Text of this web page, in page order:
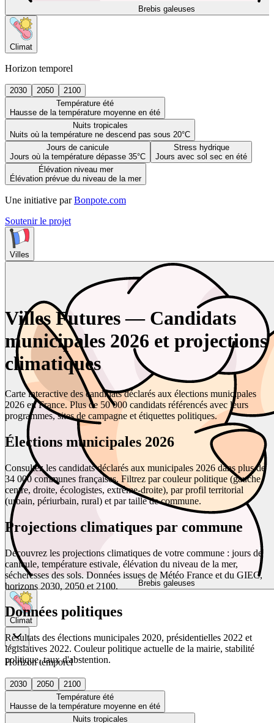
Brebis galeuses
Climat
Horizon temporel
2030 2050
2100
Température été
Hausse de la température moyenne en été
Nuits tropicales
Nuits où la température ne descend pas sous 20°C
Jours de canicule
Jours où la température dépasse 35°C
Stress hydrique
Jours avec sol sec en été
Élévation niveau mer
Élévation prévue du niveau de la mer
Une initiative par Bonpote.com
Soutenir le projet
Villes
Brebis galeuses
Climat
Horizon temporel
2030 2050
2100
Température été
Hausse de la température moyenne en été
Nuits tropicales
Villes Futures — Candidats
municipales 2026 et projections
climatiques
Carte interactive des candidats déclarés aux élections municipales
2026 en France. Plus de 50 000 candidats référencés avec leurs
programmes, sites de campagne et étiquettes politiques.
Élections municipales 2026
Consultez les candidats déclarés aux municipales 2026 dans plus de
34 000 communes françaises. Filtrez par couleur politique (gauche,
centre, droite, écologistes, extrême-droite), par profil territorial
(urbain, périurbain, rural) et par taille de commune.
Projections climatiques par commune
Découvrez les projections climatiques de votre commune : jours de
canicule, température estivale, élévation du niveau de la mer,
sécheresses des sols. Données issues de Météo France et du GIEC,
horizons 2030, 2050 et 2100.
Données politiques
Résultats des élections municipales 2020, présidentielles 2022 et
législatives 2022. Couleur politique actuelle de la mairie, stabilité
politique, taux d'abstention.